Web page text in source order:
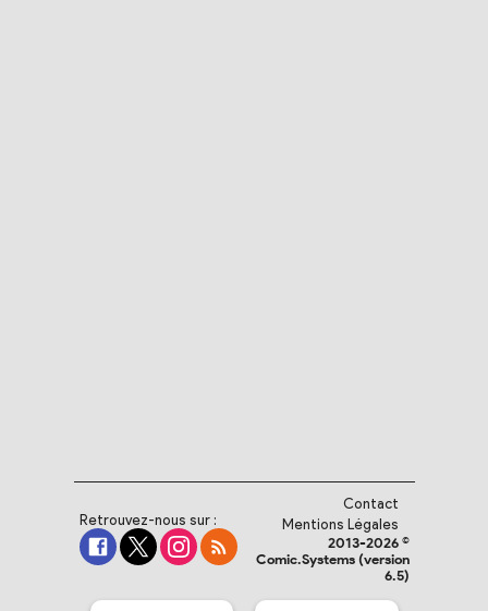
Retrouvez-nous sur :
Contact
Mentions Légales
2013-2026 ©
Comic.Systems (version
6.5)